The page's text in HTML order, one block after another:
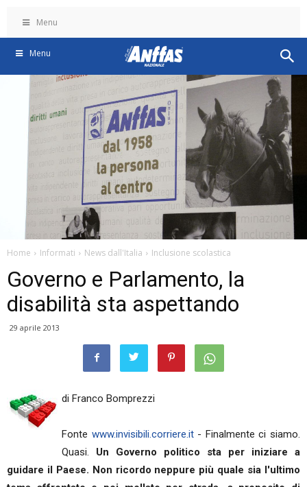
Menu
Menu
Home Informati News dall'Italia Inclusione scolastica
Governo e Parlamento, la
disabilità sta aspettando
29 aprile 2013
di Franco Bomprezzi
Fonte www.invisibili.corriere.it- Finalmente ci siamo.
Quasi. Un Governo politico sta per iniziare a
guidare il Paese. Non ricordo neppure più quale sia l'ultimo